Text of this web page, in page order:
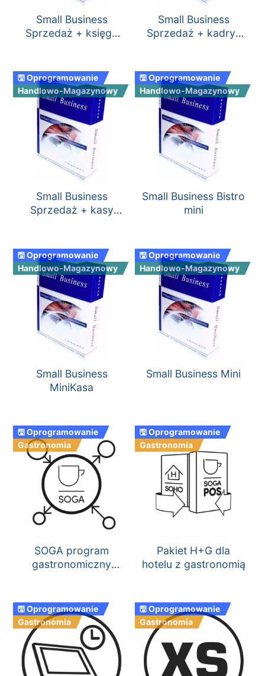
Small Business
Sprzedaż + księga
Small Business
Sprzedaż + kadry-
🖫 Oprogramowanie
Handlowo-Magazynowy
Small Business
Sprzedaż + kasy
🖫 Oprogramowanie
Handlowo-Magazynowy
Small Business Bistro
mini
🖫 Oprogramowanie
Handlowo-Magazynowy
Small Business
MiniKasa
🖫 Oprogramowanie
Handlowo-Magazynowy
Small Business Mini
🖫 Oprogramowanie
Gastronomia
SOGA program
gastronomiczny
🖫 Oprogramowanie
Gastronomia
Pakiet H+G dla
hotelu z gastronomią
🖫 Oprogramowanie
Gastronomia
🖫 Oprogramowanie
Gastronomia